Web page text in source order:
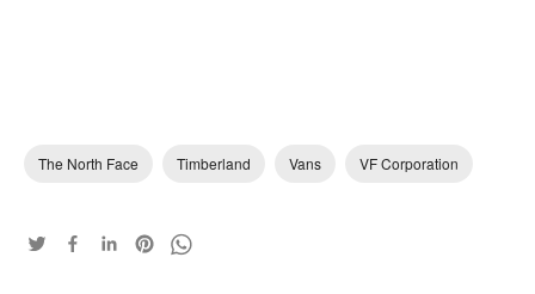
The North Face Timberland Vans VF Corporation